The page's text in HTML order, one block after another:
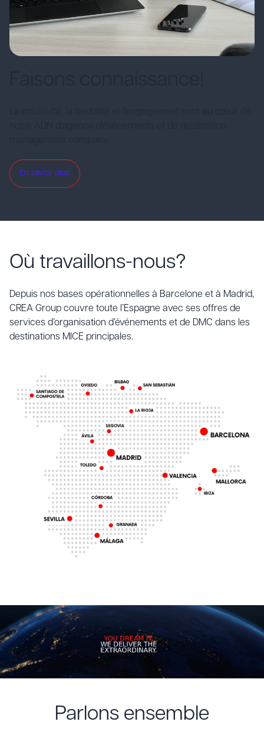
En savoir plus
Où travaillons-nous?
Depuis nos bases opérationnelles à Barcelone et à Madrid,
CREA Group couvre toute l’Espagne avec ses offres de
services d’organisation d’événements et de DMC dans les
destinations MICE principales.
Parlons ensemble